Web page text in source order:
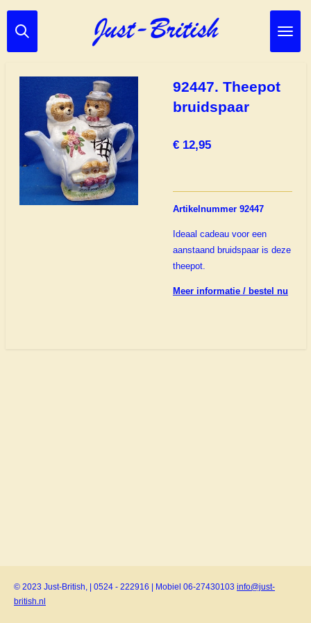
Ga
direct
hoofdinhoud
92447. Theepot
bruidspaar
€ 12,95
Artikelnummer 92447
Ideaal cadeau voor een
aanstaand bruidspaar is deze
theepot.
Meer informatie / bestel nu
© 2023 Just-British, | 0524 - 222916 | Mobiel 06-27430103 info@just-
british.nl